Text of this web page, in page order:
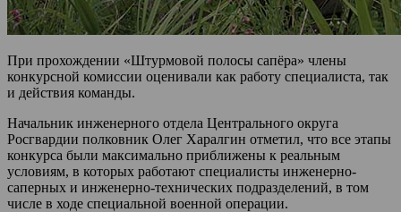
При прохождении «Штурмовой полосы сапёра» члены
конкурсной комиссии оценивали как работу специалиста, так
и действия команды.
Начальник инженерного отдела Центрального округа
Росгвардии полковник Олег Харалгин отметил, что все этапы
конкурса были максимально приближены к реальным
условиям, в которых работают специалисты инженерно-
саперных и инженерно-технических подразделений, в том
числе в ходе специальной военной операции.